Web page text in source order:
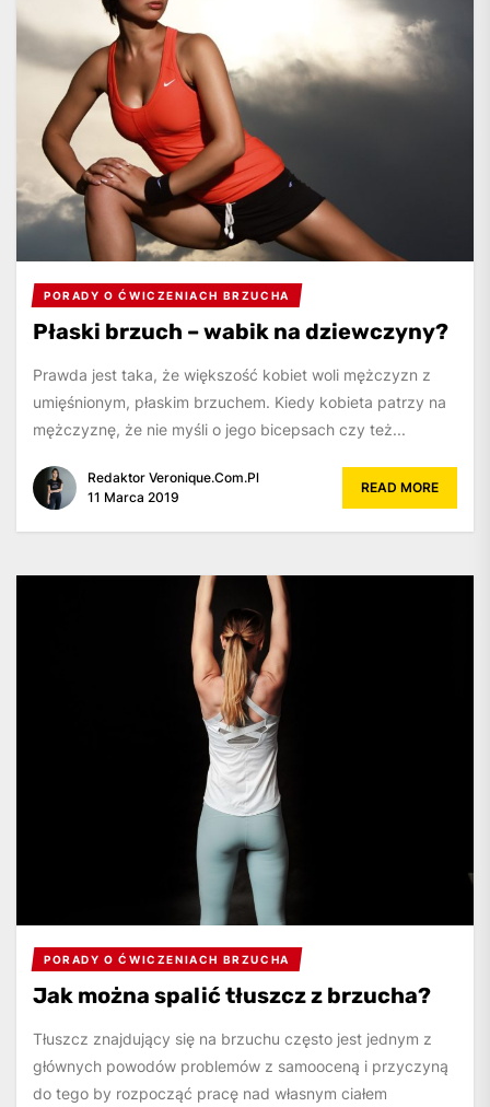
PORADY O ĆWICZENIACH BRZUCHA
Płaski brzuch – wabik na dziewczyny?
Prawda jest taka, że ​​większość kobiet woli mężczyzn z
umięśnionym, płaskim brzuchem. Kiedy kobieta patrzy na
mężczyznę, że nie myśli o jego bicepsach czy też...
Redaktor Veronique.com.pl
11 Marca 2019
READ MORE
PORADY O ĆWICZENIACH BRZUCHA
Jak można spalić tłuszcz z brzucha?
Tłuszcz znajdujący się na brzuchu często jest jednym z
głównych powodów problemów z samooceną i przyczyną
do tego by rozpocząć pracę nad własnym ciałem